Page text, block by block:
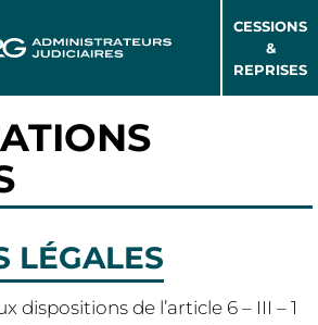
CESSIONS
&
REPRISES
LÉGALES
dispositions de l’article 6 – III – 1